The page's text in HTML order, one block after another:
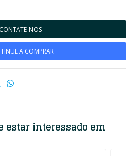
CONTATE-NOS
A COMPRAR
estar interessado em